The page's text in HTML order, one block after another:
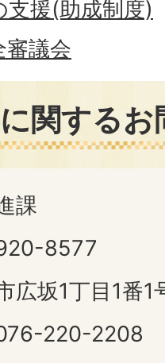
援(助成制度)
審議会
関する
課
8577
広坂1丁目1番1
220-2208